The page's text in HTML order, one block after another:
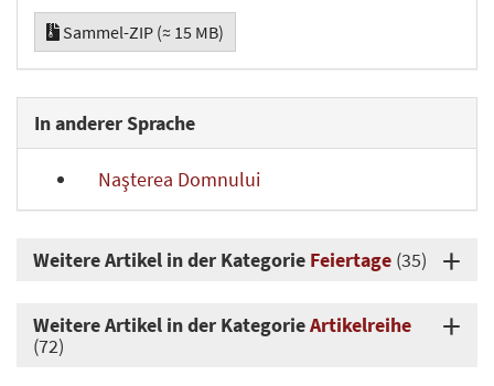
Sammel-ZIP (≈ 15 MB)
In anderer Sprache
Naşterea Domnului
Weitere Artikel in der Kategorie Feiertage (35)
Weitere Artikel in der KategorieArtikelreihe
(72)